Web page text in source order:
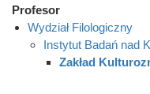
Profesor
Wydział Filologiczny
Instytut Badań nad
Zakład